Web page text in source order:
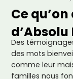
Ce
Des
des mots
comme leur
familles nous